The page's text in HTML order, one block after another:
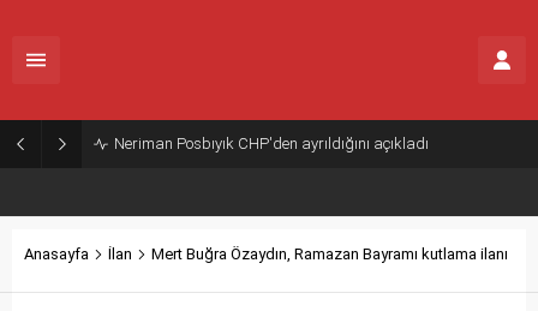
Neriman Posbıyık CHP'den ayrıldığını açıkladı
Anasayfa İlan Mert Buğra Özaydın, Ramazan Bayramı kutlama ilanı